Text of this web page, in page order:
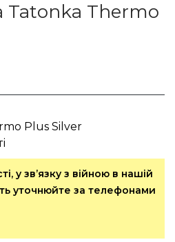
Tatonka Thermo
Plus Silver
у зв’язку з війною в нашій
уточнюйте за телефонами